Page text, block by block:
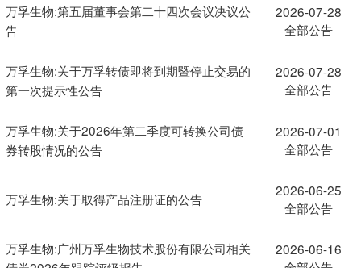
万孚生物:第五届董事会第二十四次会议决议公
告
2026-07-28
全部公告
万孚生物:关于万孚转债即将到期暨停止交易的
第一次提示性公告
2026-07-28
全部公告
万孚生物:关于2026年第二季度可转换公司债
券转股情况的公告
2026-07-01
全部公告
万孚生物:关于取得产品注册证的公告
2026-06-25
全部公告
万孚生物:广州万孚生物技术股份有限公司相关
2026-06-16